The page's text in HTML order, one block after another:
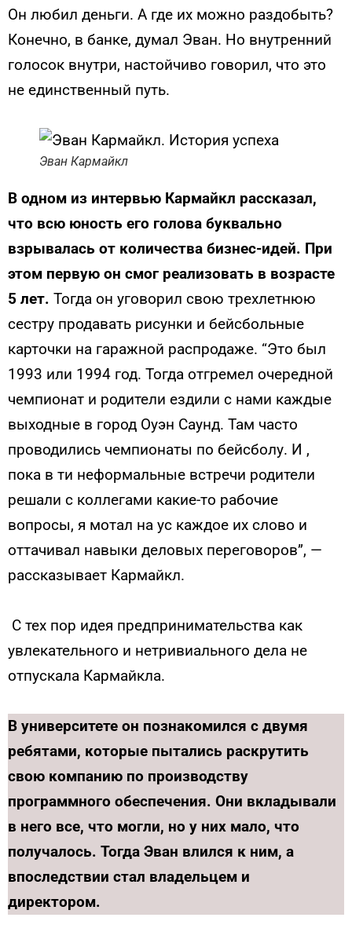
Он любил деньги. А где их можно раздобыть?
Конечно, в банке, думал Эван. Но внутренний
голосок внутри, настойчиво говорил, что это
не единственный путь.
Эван Кармайкл
В одном из интервью Кармайкл рассказал,
что всю юность его голова буквально
взрывалась от количества бизнес-идей. При
этом первую он смог реализовать в возрасте
5 лет. Тогда он уговорил свою трехлетнюю
сестру продавать рисунки и бейсбольные
карточки на гаражной распродаже. “Это был
1993 или 1994 год. Тогда отгремел очередной
чемпионат и родители ездили с нами каждые
выходные в город Оуэн Саунд. Там часто
проводились чемпионаты по бейсболу. И ,
пока в ти неформальные встречи родители
решали с коллегами какие-то рабочие
вопросы, я мотал на ус каждое их слово и
оттачивал навыки деловых переговоров”, —
рассказывает Кармайкл.
С тех пор идея предпринимательства как
увлекательного и нетривиального дела не
отпускала Кармайкла.
В университете он познакомился с двумя
ребятами, которые пытались раскрутить
свою компанию по производству
программного обеспечения. Они вкладывали
в него все, что могли, но у них мало, что
получалось. Тогда Эван влился к ним, а
впоследствии стал владельцем и
директором.